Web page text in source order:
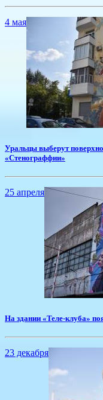
4 мая
Уральцы выберут
«Стенограффии»
25 апреля
​На здании «Теле-клуба»
23 декабря